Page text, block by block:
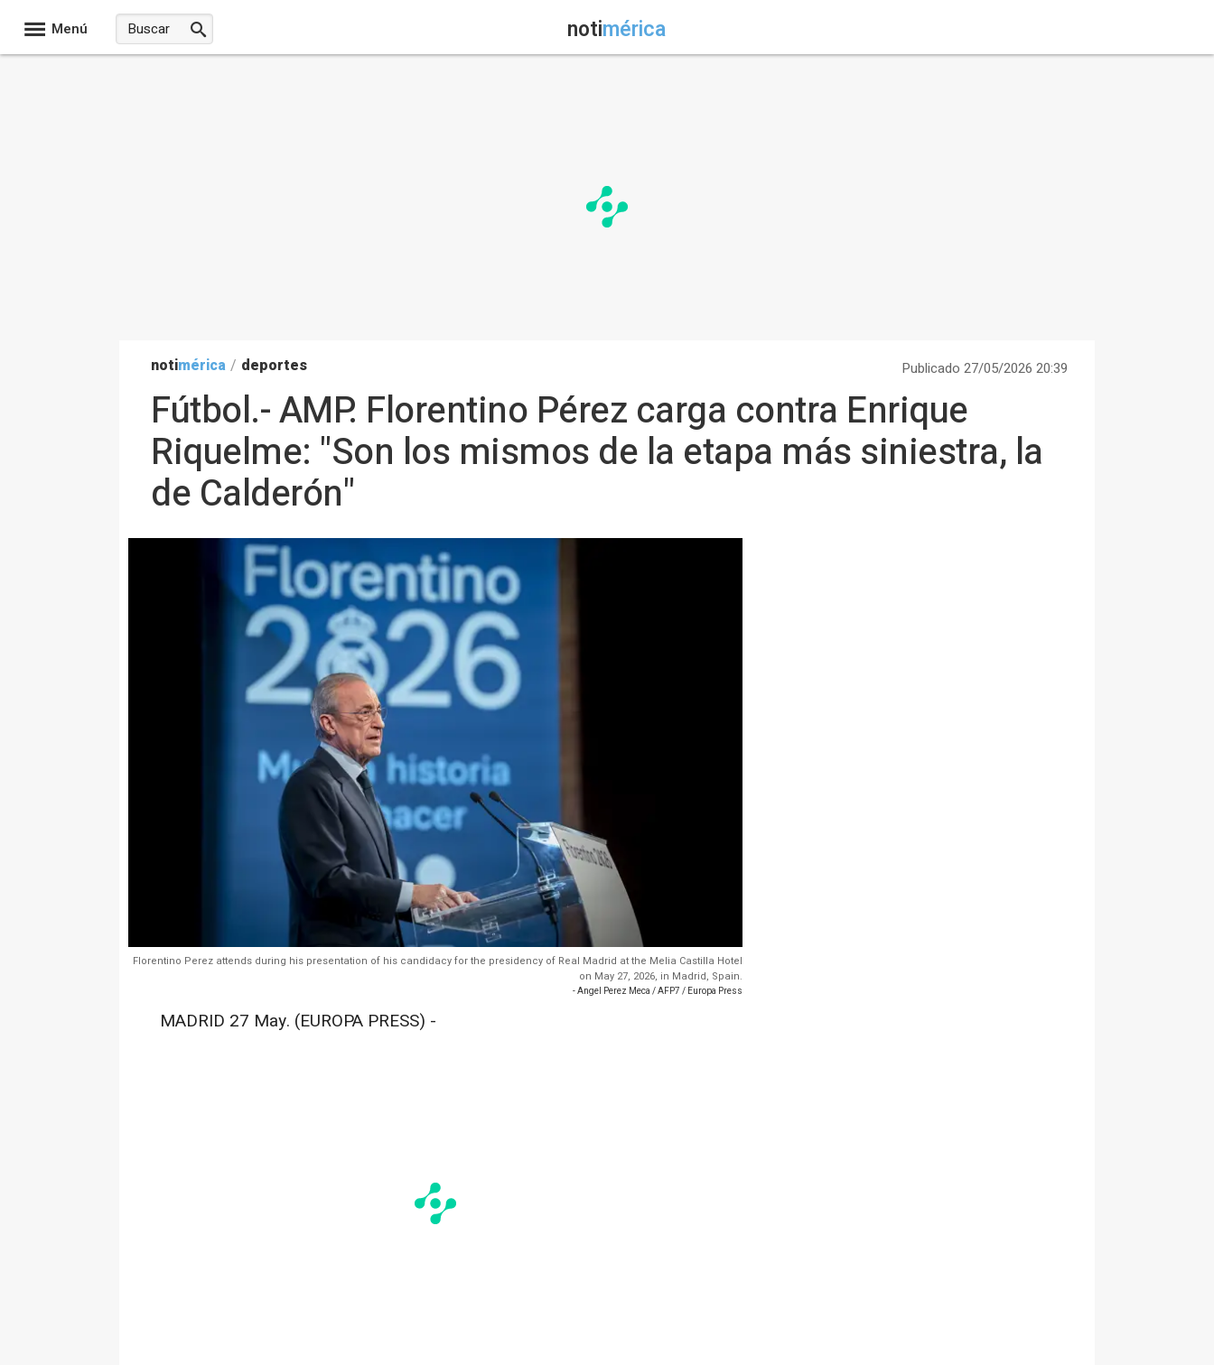
Menú notimérica
notimérica / deportes Publicado 27/05/2026 20:39
Fútbol.- AMP. Florentino Pérez carga contra Enrique
Riquelme: "Son los mismos de la etapa más siniestra, la
de Calderón"
Florentino Perez attends during his presentation of his candidacy for the presidency of Real Madrid at the Melia Castilla Hotel
on May 27, 2026, in Madrid, Spain.
- Angel Perez Meca / AFP7 / Europa Press
MADRID 27 May. (EUROPA PRESS) -